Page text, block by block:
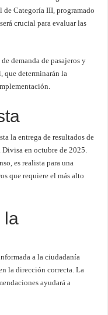
Categoría III, programado
crucial para evaluar las
demanda de pasajeros y
que determinarán la
la entrega de resultados de
Divisa en octubre de 2025.
es realista para una
que requiere el más alto
la
a la ciudadanía
la dirección correcta. La
ayudará a